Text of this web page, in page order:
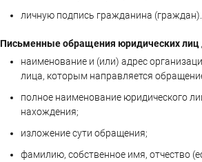
личную подпись гражданина (граждан).
Письменные обращения юридических лиц
наименование и (или) адрес
лица, которым направляется
полное наименование юридического
нахождения;
изложение сути обращения;
фамилию, собственное имя, отчество